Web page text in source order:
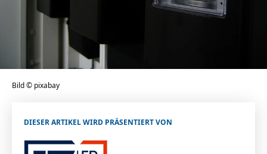
Stellenangebote
Unternehmen
Das geheime Geräusch
Fotobox
Team
Programm
Handwerker
Bild © pixabay
DIESER ARTIKEL WIRD PRÄSENTIERT VON